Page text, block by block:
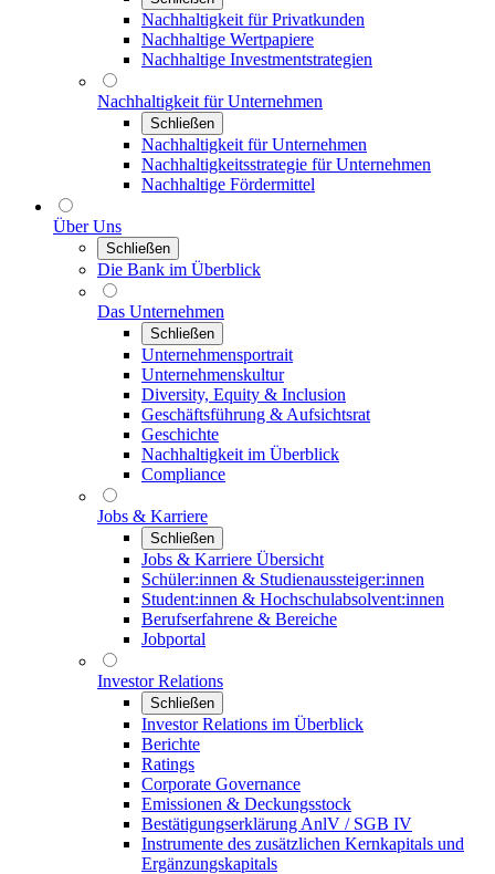
Nachhaltigkeit für Privatkunden
Nachhaltige Wertpapiere
Nachhaltige Investmentstrategien
Nachhaltigkeit für Unternehmen
Schließen
Nachhaltigkeit für Unternehmen
Nachhaltigkeitsstrategie für Unternehmen
Nachhaltige Fördermittel
Über Uns
Schließen
Die Bank im Überblick
Das Unternehmen
Schließen
Unternehmensportrait
Unternehmenskultur
Diversity, Equity & Inclusion
Geschäftsführung & Aufsichtsrat
Geschichte
Nachhaltigkeit im Überblick
Compliance
Jobs & Karriere
Schließen
Jobs & Karriere Übersicht
Schüler:innen & Studienaussteiger:innen
Student:innen & Hochschulabsolvent:innen
Berufserfahrene & Bereiche
Jobportal
Investor Relations
Schließen
Investor Relations im Überblick
Berichte
Ratings
Corporate Governance
Emissionen & Deckungsstock
Bestätigungserklärung AnlV / SGB IV
Instrumente des zusätzlichen Kernkapitals und
Ergänzungskapitals